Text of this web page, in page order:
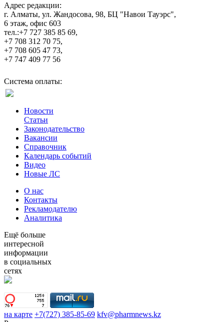
Адрес редакции:
г. Алматы, ул. Жандосова, 98, БЦ "Навои Тауэрс",
6 этаж, офис 603
тел.:+7 727 385 85 69,
+7 708 312 70 75,
+7 708 605 47 73,
+7 747 409 77 56
Система оплаты:
Новости
Статьи
Законодательство
Вакансии
Справочник
Календарь событий
Видео
Новые ЛС
О нас
Контакты
Рекламодателю
Аналитика
Ещё больше
интересной
информации
в социальных
сетях
на карте +7(727) 385-85-69 kfv@pharmnews.kz